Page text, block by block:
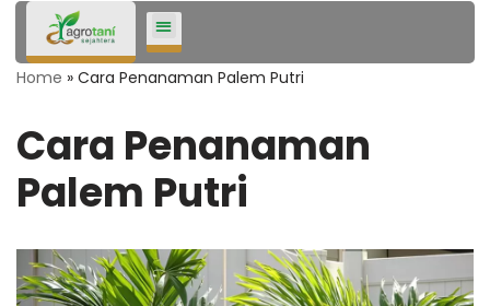
Lompat
ke
Home » Cara Penanaman Palem Putri
Cara Penanaman
Palem Putri